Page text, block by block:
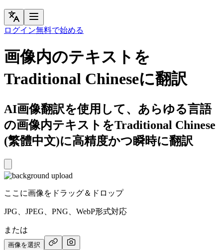
ログイン無料で始める
画像内のテキストを
Traditional Chineseに翻訳
AI画像翻訳を使用して、あらゆる言語
の画像内テキストをTraditional Chinese
(繁體中文)に高精度かつ瞬時に翻訳
ここに画像をドラッグ＆ドロップ
JPG、JPEG、PNG、WebP形式対応
または
画像を選択